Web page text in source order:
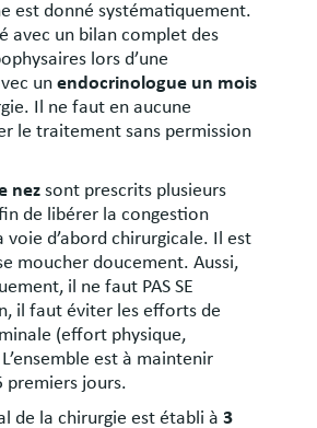
est donné systématiquement.
avec un bilan complet des
lors d’une
un endocrinologue un mois
Il ne faut en aucune
le traitement sans permission
nez sont prescrits plusieurs
de libérer la congestion
voie d’abord chirurgicale. Il est
moucher doucement. Aussi,
il ne faut PAS SE
il faut éviter les efforts de
(effort physique,
est à maintenir
premiers jours.
de la chirurgie est établi à 3